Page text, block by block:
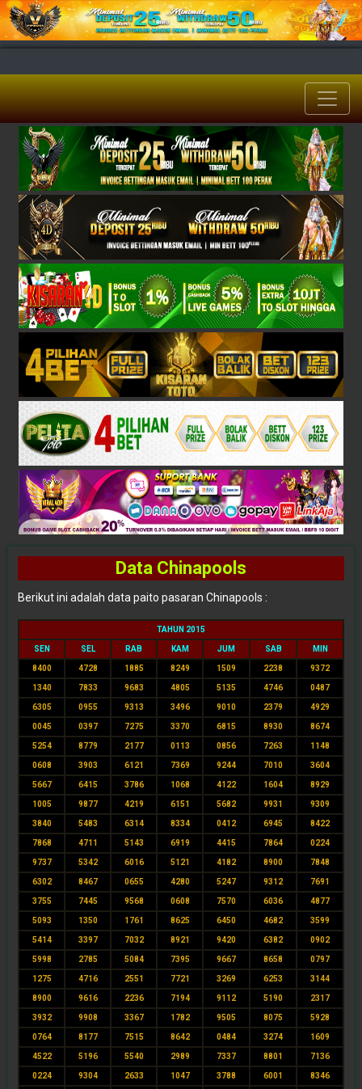
Data Chinapools
Berikut ini adalah data paito pasaran Chinapools :
TAHUN 2015
SEN SEL RAB KAM JUM SAB MIN
8400 4728 1885 8249 1509 2238 9372
1340 7833 9683 4805 5135 4746 0487
6305 0955 9313 3496 9010 2379 4929
0045 0397 7275 3370 6815 8930 8674
5254 8779 2177 0113 0856 7263 1148
0608 3903 6121 7369 9244 7010 3604
5667 6415 3786 1068 4122 1604 8929
1005 9877 4219 6151 5682 9931 9309
3840 5483 6314 8334 0412 6945 8422
7868 4711 5143 6919 4415 7864 0224
9737 5342 6016 5121 4182 8900 7848
6302 8467 0655 4280 5247 9312 7691
3755 7445 9568 0608 7570 6036 4877
5093 1350 1761 8625 6450 4682 3599
5414 3397 7032 8921 9420 6382 0902
5998 2785 5084 7395 9667 8658 0797
1275 4716 2551 7721 3269 6253 3144
8900 9616 2236 7194 9112 5190 2317
3932 9908 3367 1782 9505 8075 5928
0764 8177 7515 8642 0484 3274 1609
4522 5196 5540 2989 7337 8801 7136
0224 9304 2633 1047 3788 6001 8346